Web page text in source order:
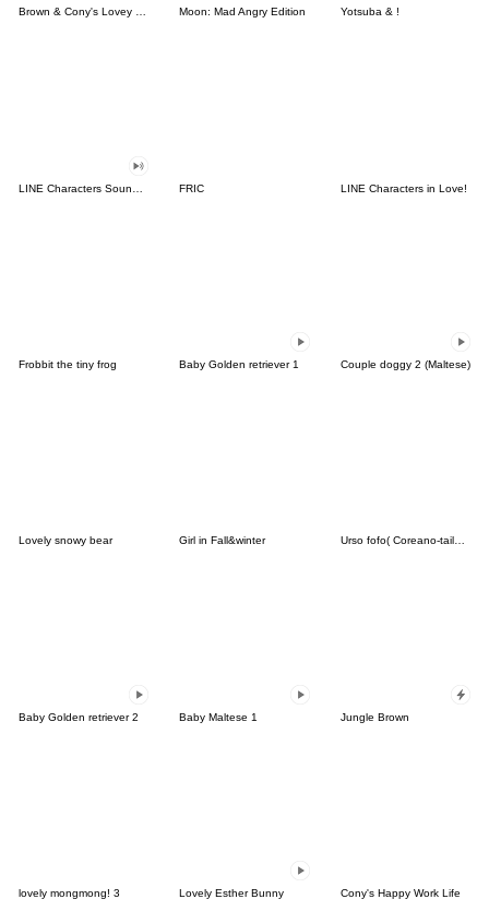
Brown & Cony's Lovey Dovey Date Moon: Mad Angry Edition Yotsuba & !
FRIC LINE Characters in Love!
Frobbit the tiny frog Baby Golden retriever 1 Couple doggy 2 (Maltese)
Lovely snowy bear Girl in Fall&winter Urso fofo( Coreano-tailandês)
Baby Golden retriever 2 Baby Maltese 1 Jungle Brown
lovely mongmong! 3 Lovely Esther Bunny Cony's Happy Work Life